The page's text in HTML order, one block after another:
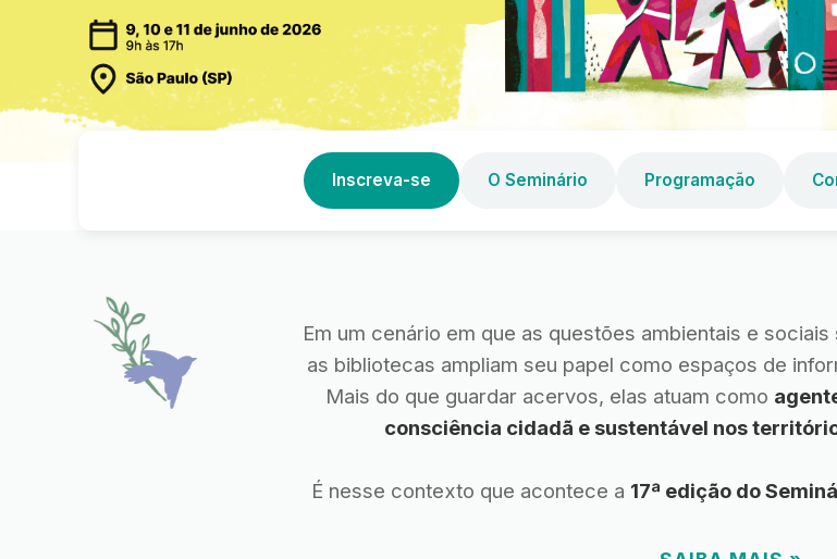
Inscreva-se O Seminário Programação
Em um cenário em que as questões ambientais e
as bibliotecas ampliam seu papel como espaços de
Mais do que guardar acervos, elas atuam como
consciência cidadã e sustentável nos
É nesse contexto que acontece a 17ª edição do